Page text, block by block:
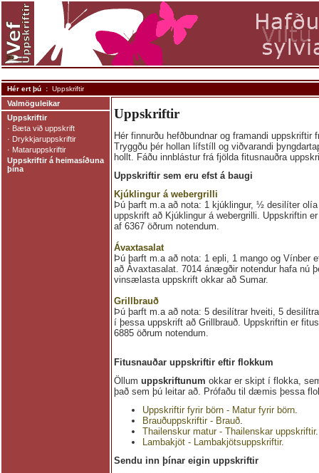
Uppskriftir
Hér finnurðu hefðbundnar og framandi uppskriftir
Tryggðu þér hollan lífstíll og viðvarandi
hollt. Fáðu innblástur frá fjölda fitusnauðra
Uppskriftir sem eru efst á baugi
Kjúklingur á webergrilli
Þú þarft m.a að nota: 1 kjúklingur, ½ desilíter
uppskrift að Kjúklingur á webergrilli. Uppskriftin
af 6367 öðrum notendum.
Ávaxtasalat
Þú þarft m.a að nota: 1 epli, 1 mango og Vínber
að Ávaxtasalat. 7014 ánægðir notendur hafa nú
vinsælasta uppskrift okkar að Sumar.
Grillbrauð
Þú þarft m.a að nota: 5 desilítrar hveiti, 5
í þessa uppskrift að Grillbrauð. Uppskriftin er
6885 öðrum notendum.
Fitusnauðar uppskriftir eftir flokkum
Öllum uppskriftunum okkar er skipt í flokka,
það sem þú leitar að. Prófaðu til dæmis þessa
Uppskriftir fyrir börn - Matur fyrir börn.
Brauðuppskriftir - Brauð.
Thailenskur matur - Thailenskar uppskriftir.
Lambakjöt - Lambakjötsuppskriftir.
Sendu inn þínar eigin uppskriftir
Valmöguleikar
Uppskriftir
· Bæta við uppskrift
· Drykkjaruppskriftir
· Mataruppskriftir
Uppskriftir á heimasíðuna
þína
Hér ert þú : Uppskriftir